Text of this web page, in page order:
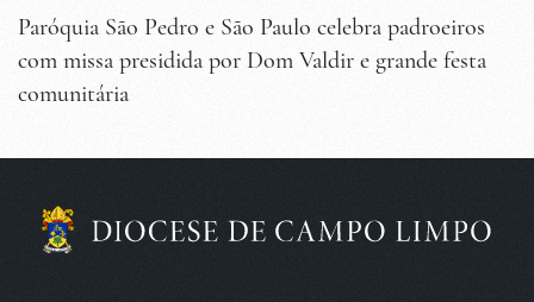
Paróquia São Pedro e São Paulo celebra padroeiros
com missa presidida por Dom Valdir e grande festa
comunitária